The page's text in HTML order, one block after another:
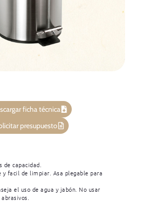
ficha técnica
presupuesto
capacidad.
facil de limpiar. Asa plegable para
el uso de agua y jabón. No usar